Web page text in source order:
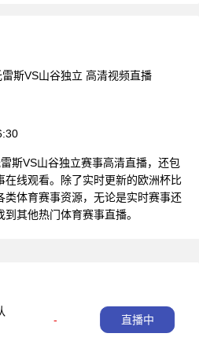
斯VS山谷独立 高清视频直播
斯VS山谷独立赛事高清直播，还包
在线观看。除了实时更新的欧洲杯比
体育赛事资源，无论是实时赛事还
其他热门体育赛事直播。
-
直播中